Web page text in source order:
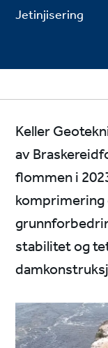
Jetinjisering
Keller
av
flommen i
stabilitet og